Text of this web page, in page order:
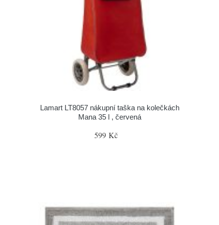
Lamart LT8057 nákupní taška na kolečkách
Mana 35 l , červená
599 Kč